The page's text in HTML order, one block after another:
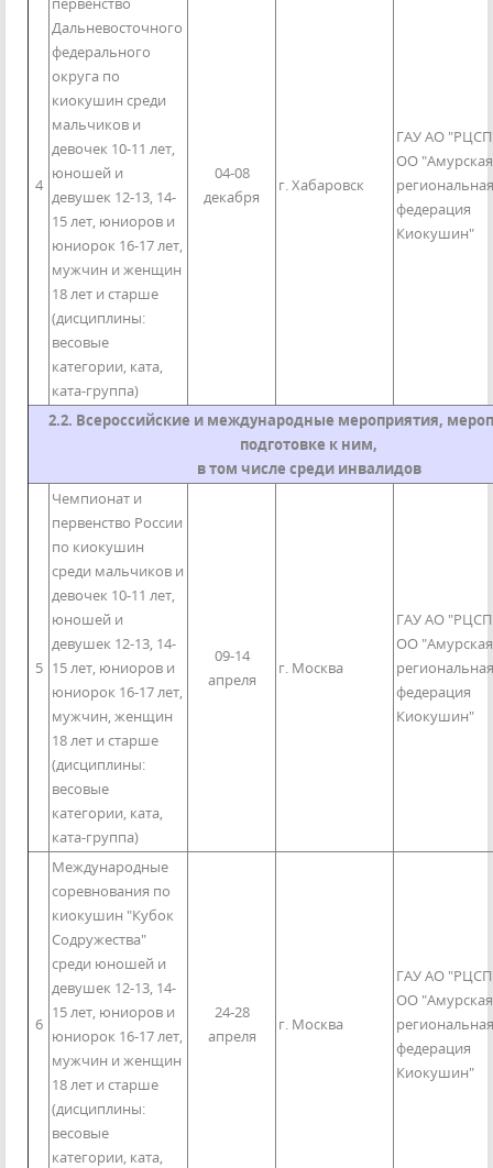
4
Дальневосточного
федерального
округа по
киокушин среди
мальчиков и
девочек 10-11 лет,
юношей и
девушек 12-13, 14-
15 лет, юниоров и
юниорок 16-17 лет,
мужчин и женщин
18 лет и старше
(дисциплины:
весовые
категории, ката,
ката-группа)
04-08
декабря
г. Хабаровск
ГАУ АО
ОО "Амурская
региональная
федерация
Киокушин"
2.2. Всероссийские и международные мероприятия,
подготовке к ним,
в том числе среди инвалидов
5
Чемпионат и
первенство России
по киокушин
среди мальчиков и
девочек 10-11 лет,
юношей и
девушек 12-13, 14-
15 лет, юниоров и
юниорок 16-17 лет,
мужчин, женщин
18 лет и старше
(дисциплины:
весовые
категории, ката,
ката-группа)
09-14
апреля
г. Москва
ГАУ АО
ОО "Амурская
региональная
федерация
Киокушин"
6
Международные
соревнования по
киокушин "Кубок
Содружества"
среди юношей и
девушек 12-13, 14-
15 лет, юниоров и
юниорок 16-17 лет,
мужчин и женщин
18 лет и старше
(дисциплины:
весовые
категории, ката,
24-28
апреля
г. Москва
ГАУ АО
ОО "Амурская
региональная
федерация
Киокушин"